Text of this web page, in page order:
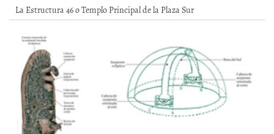
La Estructura 46 o Templo Principal de la Plaza Sur